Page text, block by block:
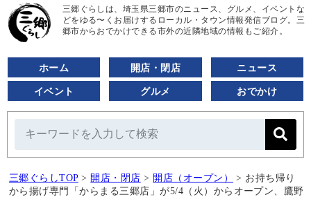
三郷ぐらしは、埼玉県三郷市のニュース、グルメ、イベントな
どをゆる〜くお届けするローカル・タウン情報発信ブログ。三
郷市からおでかけできる市外の近隣地域の情報もご紹介。
ホーム 開店・閉店 ニュース
イベント グルメ おでかけ
三郷ぐらしTOP > 開店・閉店 > 開店（オープン） > お持ち帰り
から揚げ専門「からまる三郷店」が5/4（火）からオープン、鷹野